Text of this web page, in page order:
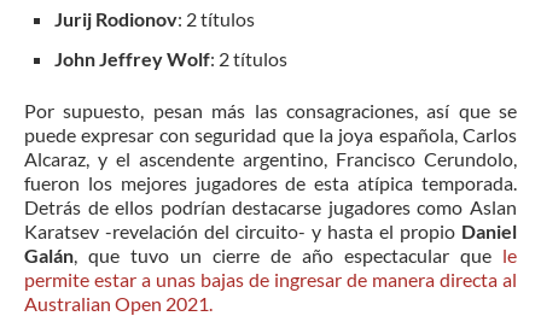
Jurij Rodionov: 2 títulos
John Jeffrey Wolf: 2 títulos
Por supuesto, pesan más las consagraciones, así que se
puede expresar con seguridad que la joya española, Carlos
Alcaraz, y el ascendente argentino, Francisco Cerundolo,
fueron los mejores jugadores de esta atípica temporada.
Detrás de ellos podrían destacarse jugadores como Aslan
Karatsev -revelación del circuito- y hasta el propio Daniel
Galán , que tuvo un cierre de año espectacular que le
permite estar a unas bajas de ingresar de manera directa al
Australian Open 2021.